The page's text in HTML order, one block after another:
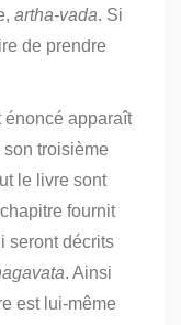
artha-vada. Si
de prendre
énoncé apparaît
son troisième
le livre sont
fournit
seront décrits
. Ainsi
est lui-même